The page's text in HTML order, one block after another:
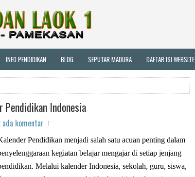
INFO PENDIDIKAN BLOG SEPUTAR MADURA DAFTAR ISI WEBSITE
Pendidikan Indonesia
ada komentar
Pendidikan menjadi salah satu acuan penting dalam
kegiatan belajar mengajar di setiap jenjang
Melalui kalender Indonesia, sekolah, guru, siswa,